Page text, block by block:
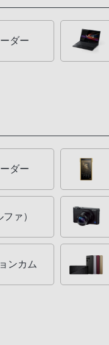
ダー
ダー
ァ）
ンカム